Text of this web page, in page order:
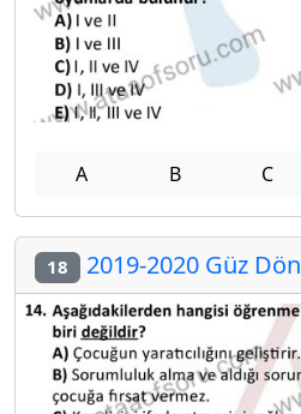
A B C
18 2019-2020 Güz